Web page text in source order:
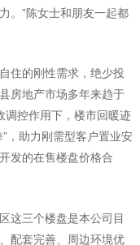
。”陈女士和朋友一起都
住的刚性需求，绝少投
房地产市场多年来趋于
调控作用下，楼市回暖迹
，助力刚需型客户置业安
发的在售楼盘价格合
这三个楼盘是本公司目
配套完善、周边环境优